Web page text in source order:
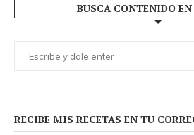
BUSCA CONTENIDO EN
RECIBE MIS RECETAS EN TU